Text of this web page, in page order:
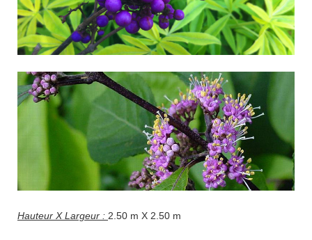
Hauteur X Largeur : 2.50 m X 2.50 m